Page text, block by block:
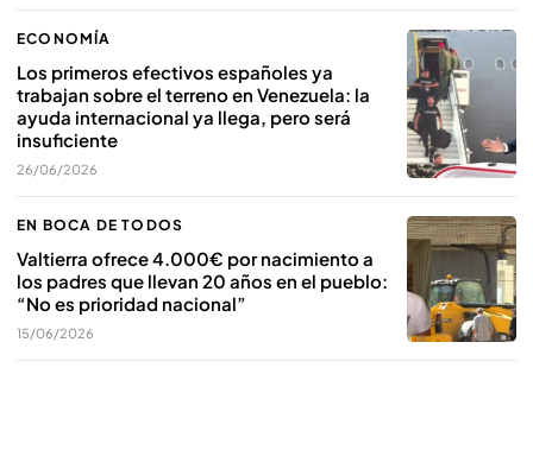
ECONOMÍA
Los primeros efectivos españoles ya
trabajan sobre el terreno en Venezuela: la
ayuda internacional ya llega, pero será
insuficiente
26/06/2026
EN BOCA DE TODOS
Valtierra ofrece 4.000€ por nacimiento a
los padres que llevan 20 años en el pueblo:
“No es prioridad nacional”
15/06/2026